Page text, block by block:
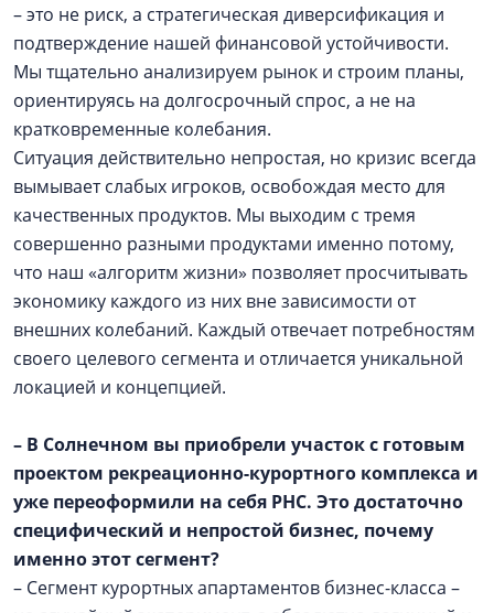
– это не риск, а стратегическая диверсификация и
подтверждение нашей финансовой устойчивости.
Мы тщательно анализируем рынок и строим планы,
ориентируясь на долгосрочный спрос, а не на
кратковременные колебания.
Ситуация действительно непростая, но кризис всегда
вымывает слабых игроков, освобождая место для
качественных продуктов. Мы выходим с тремя
совершенно разными продуктами именно потому,
что наш «алгоритм жизни» позволяет просчитывать
экономику каждого из них вне зависимости от
внешних колебаний. Каждый отвечает потребностям
своего целевого сегмента и отличается уникальной
локацией и концепцией.
– В Солнечном вы приобрели участок с готовым
проектом рекреационно-курортного комплекса и
уже переоформили на себя РНС. Это достаточно
специфический и непростой бизнес, почему
именно этот сегмент?
– Сегмент курортных апартаментов бизнес-класса –